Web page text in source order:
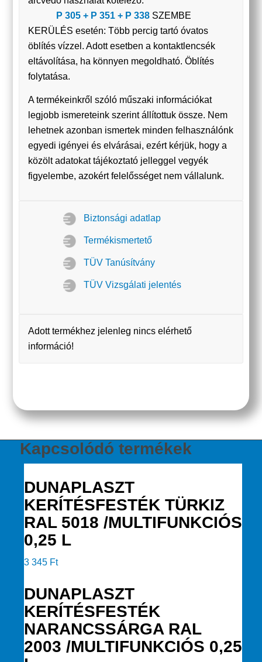
P 305 + P 351 + P 338 SZEMBE
KERÜLÉS esetén: Több percig tartó óvatos
öblítés vízzel. Adott esetben a kontaktlencsék
eltávolítása, ha könnyen megoldható. Öblítés
folytatása.
A termékeinkről szóló műszaki információkat
legjobb ismereteink szerint állítottuk össze. Nem
lehetnek azonban ismertek minden felhasználónk
egyedi igényei és elvárásai, ezért kérjük, hogy a
közölt adatokat tájékoztató jelleggel vegyék
figyelembe, azokért felelősséget nem vállalunk.
Biztonsági adatlap
Termékismertető
TÜV Tanúsítvány
TÜV Vizsgálati jelentés
Adott termékhez jelenleg nincs elérhető
információ!
Kapcsolódó termékek
DUNAPLASZT
KERÍTÉSFESTÉK TÜRKIZ
RAL 5018 /MULTIFUNKCIÓS
0,25 L
3 345 Ft
DUNAPLASZT
KERÍTÉSFESTÉK
NARANCSSÁRGA RAL
2003 /MULTIFUNKCIÓS 0,25